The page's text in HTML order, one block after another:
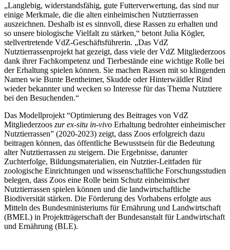
„Langlebig, widerstandsfähig, gute Futterverwertung, das sind nur
einige Merkmale, die die alten einheimischen Nutztierrassen
auszeichnen. Deshalb ist es sinnvoll, diese Rassen zu erhalten und
so unsere biologische Vielfalt zu stärken,“ betont Julia Kögler,
stellvertretende VdZ-Geschäftsführerin. „Das VdZ
Nutztierrassenprojekt hat gezeigt, dass viele der VdZ Mitgliederzoos
dank ihrer Fachkompetenz und Tierbestände eine wichtige Rolle bei
der Erhaltung spielen können. Sie machen Rassen mit so klingenden
Namen wie Bunte Bentheimer, Skudde oder Hinterwäldler Rind
wieder bekannter und wecken so Interesse für das Thema Nutztiere
bei den Besuchenden.“
Das Modellprojekt “Optimierung des Beitrages von VdZ
Mitgliederzoos zur ex-situ in-vivo Erhaltung bedrohter einheimischer
Nutztierrassen” (2020-2023) zeigt, dass Zoos erfolgreich dazu
beitragen können, das öffentliche Bewusstsein für die Bedeutung
alter Nutztierrassen zu steigern. Die Ergebnisse, darunter
Zuchterfolge, Bildungsmaterialien, ein Nutztier-Leitfaden für
zoologische Einrichtungen und wissenschaftliche Forschungsstudien
belegen, dass Zoos eine Rolle beim Schutz einheimischer
Nutztierrassen spielen können und die landwirtschaftliche
Biodiversität stärken. Die Förderung des Vorhabens erfolgte aus
Mitteln des Bundesministeriums für Ernährung und Landwirtschaft
(BMEL) in Projektträgerschaft der Bundesanstalt für Landwirtschaft
und Ernährung (BLE).